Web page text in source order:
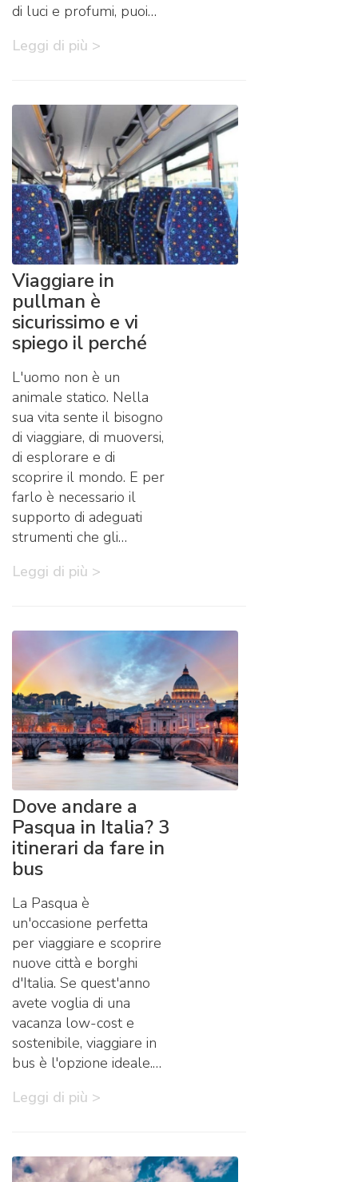
di luci e profumi, puoi…
Leggi di più >
Viaggiare in
pullman è
sicurissimo e vi
spiego il perché
L'uomo non è un
animale statico. Nella
sua vita sente il bisogno
di viaggiare, di muoversi,
di esplorare e di
scoprire il mondo. E per
farlo è necessario il
supporto di adeguati
strumenti che gli…
Leggi di più >
Dove andare a
Pasqua in Italia? 3
itinerari da fare in
bus
La Pasqua è
un'occasione perfetta
per viaggiare e scoprire
nuove città e borghi
d'Italia. Se quest'anno
avete voglia di una
vacanza low-cost e
sostenibile, viaggiare in
bus è l'opzione ideale.…
Leggi di più >